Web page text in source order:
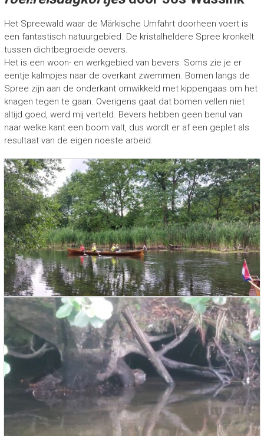
e
i
e
r
s
Het Spreewald waar de Märkische Umfahrt doorheen voert is
een fantastisch natuurgebied. De kristalheldere Spree kronkelt
tussen dichtbegroeide oevers.
Het is een woon- en werkgebied van bevers. Soms zie je er
eentje kalmpjes naar de overkant zwemmen. Bomen langs de
Spree zijn aan de onderkant omwikkeld met kippengaas om het
knagen tegen te gaan. Overigens gaat dat bomen vellen niet
altijd goed, werd mij verteld. Bevers hebben geen benul van
naar welke kant een boom valt, dus wordt er af een geplet als
resultaat van de eigen noeste arbeid.